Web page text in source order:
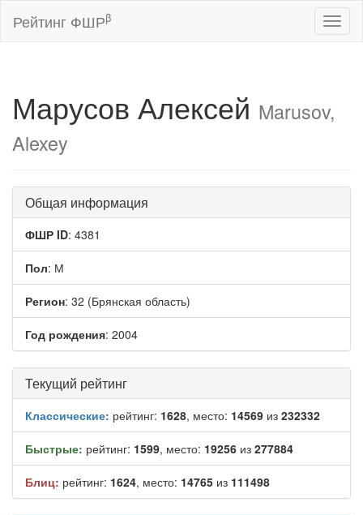
Рейтинг ФШРβ
Марусов Алексей Marusov,
Alexey
Общая информация
ФШР ID: 4381
Пол: М
Регион: 32 (Брянская область)
Год рождения: 2004
Текущий рейтинг
Классические: рейтинг: 1628, место: 14569 из 232332
Быстрые: рейтинг: 1599, место: 19256 из 277884
Блиц: рейтинг: 1624, место: 14765 из 111498